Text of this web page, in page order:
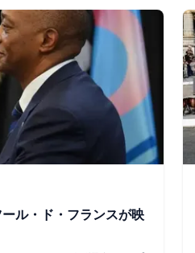
ル・ド・フランスが映